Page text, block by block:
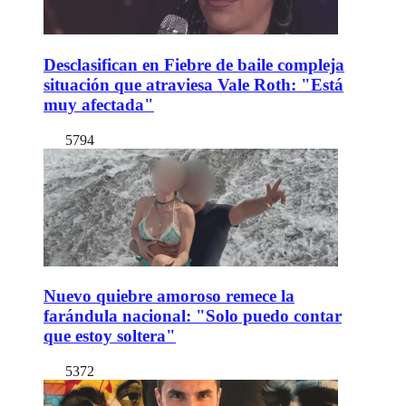
Desclasifican en Fiebre de baile compleja
situación que atraviesa Vale Roth: "Está
muy afectada"
5794
Nuevo quiebre amoroso remece la
farándula nacional: "Solo puedo contar
que estoy soltera"
5372